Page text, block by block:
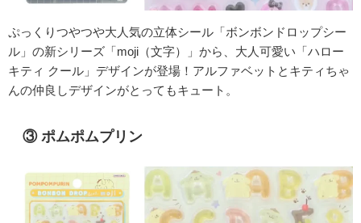
ぷっくりつやつや大人気の立体シール「ボンボンドロップシー
ル」の新シリーズ「moji（文字）」から、大人可愛い「ハロー
キティ クール」デザインが登場！アルファベットとキティちゃ
んの仲良しデザインがとってもキュート。
③ ポムポムプリン